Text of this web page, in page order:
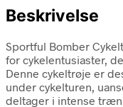
Beskrivelse
Sportful Bomber
for cykelentusiaster,
Denne cykeltrøje er
under cykelturen,
deltager i intense